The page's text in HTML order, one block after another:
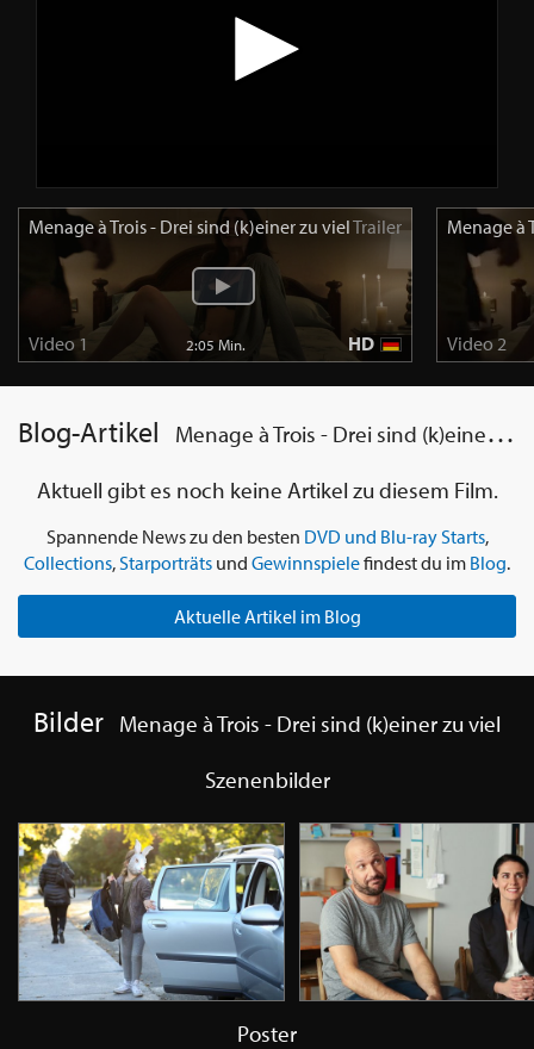
Menage à Trois - Drei sind (k)einer zu vielTrailer
Video 1 2:05 Min. HD
Menage à
Video 2
Blog-Artikel
Menage à Trois - Drei sind (k)einer zu viel
Aktuell gibt es noch keine Artikel zu diesem Film.
Spannende News zu den besten DVD und Blu-ray Starts,
Collections, Starporträts und Gewinnspielefindest du im Blog.
Aktuelle Artikel im Blog
Bilder Menage à Trois - Drei sind (k)einer zu viel
Szenenbilder
Poster